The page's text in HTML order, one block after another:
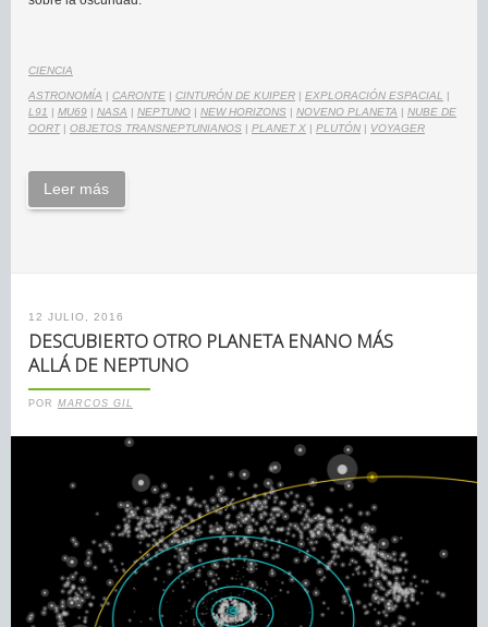
CIENCIA
ASTRONOMÍA | CARONTE | CINTURÓN DE KUIPER | EXPLORACIÓN ESPACIAL |
L91 | MU69 | NASA | NEPTUNO | NEW HORIZONS | NOVENO PLANETA | NUBE DE
OORT| OBJETOS TRANSNEPTUNIANOS | PLANET X | PLUTÓN | VOYAGER
Leer más
12 JULIO, 2016
DESCUBIERTO OTRO PLANETA ENANO MÁS
ALLÁ DE NEPTUNO
POR MARCOS GIL